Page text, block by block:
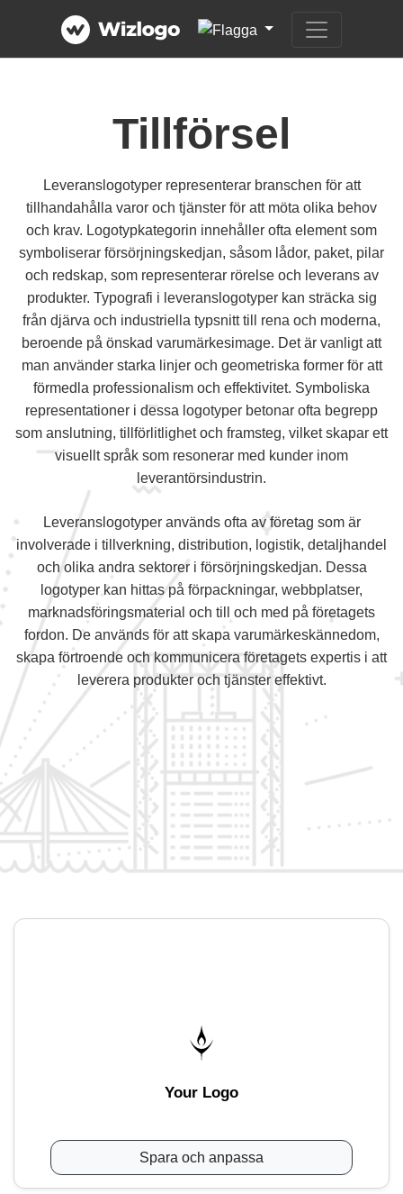
Tillförsel
Leveranslogotyper representerar branschen för att
tillhandahålla varor och tjänster för att möta olika behov
och krav. Logotypkategorin innehåller ofta element som
symboliserar försörjningskedjan, såsom lådor, paket, pilar
och redskap, som representerar rörelse och leverans av
produkter. Typografi i leveranslogotyper kan sträcka sig
från djärva och industriella typsnitt till rena och moderna,
beroende på önskad varumärkesimage. Det är vanligt att
man använder starka linjer och geometriska former för att
förmedla professionalism och effektivitet. Symboliska
representationer i dessa logotyper betonar ofta begrepp
som anslutning, tillförlitlighet och framsteg, vilket skapar ett
visuellt språk som resonerar med kunder inom
leverantörsindustrin.
Leveranslogotyper används ofta av företag som är
involverade i tillverkning, distribution, logistik, detaljhandel
och olika andra sektorer i försörjningskedjan. Dessa
logotyper kan hittas på förpackningar, webbplatser,
marknadsföringsmaterial och till och med på företagets
fordon. De används för att skapa varumärkeskännedom,
skapa förtroende och kommunicera företagets expertis i att
leverera produkter och tjänster effektivt.
Your Logo
Spara och anpassa